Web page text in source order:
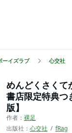
ーイズラブ 心交社
めんどくさくて
書店限定特典つ
版】
作者： 裸足
出版社： 心交社
fRag